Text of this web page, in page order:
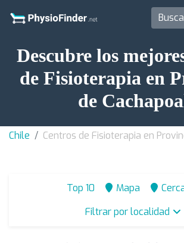
Descubre los
de Fisioterapia en
de
Chile Centros de Fisioterapia en
Top 10 Mapa
Filtrar por localidad